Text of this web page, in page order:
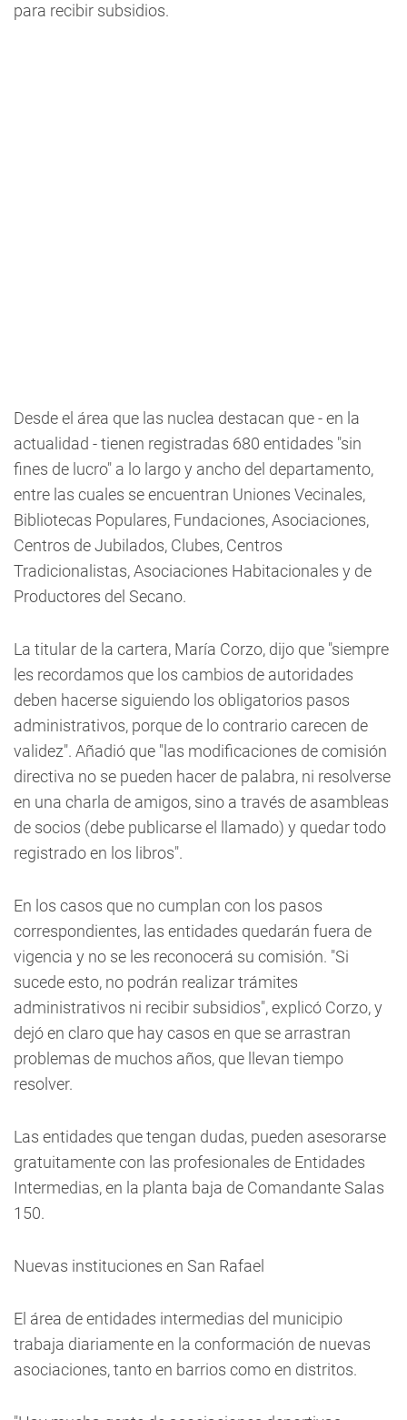
para recibir subsidios.
Desde el área que las nuclea destacan que - en la
actualidad - tienen registradas 680 entidades "sin
fines de lucro" a lo largo y ancho del departamento,
entre las cuales se encuentran Uniones Vecinales,
Bibliotecas Populares, Fundaciones, Asociaciones,
Centros de Jubilados, Clubes, Centros
Tradicionalistas, Asociaciones Habitacionales y de
Productores del Secano.
La titular de la cartera, María Corzo, dijo que "siempre
les recordamos que los cambios de autoridades
deben hacerse siguiendo los obligatorios pasos
administrativos, porque de lo contrario carecen de
validez". Añadió que "las modificaciones de comisión
directiva no se pueden hacer de palabra, ni resolverse
en una charla de amigos, sino a través de asambleas
de socios (debe publicarse el llamado) y quedar todo
registrado en los libros".
En los casos que no cumplan con los pasos
correspondientes, las entidades quedarán fuera de
vigencia y no se les reconocerá su comisión. "Si
sucede esto, no podrán realizar trámites
administrativos ni recibir subsidios", explicó Corzo, y
dejó en claro que hay casos en que se arrastran
problemas de muchos años, que llevan tiempo
resolver.
Las entidades que tengan dudas, pueden asesorarse
gratuitamente con las profesionales de Entidades
Intermedias, en la planta baja de Comandante Salas
150.
Nuevas instituciones en San Rafael
El área de entidades intermedias del municipio
trabaja diariamente en la conformación de nuevas
asociaciones, tanto en barrios como en distritos.